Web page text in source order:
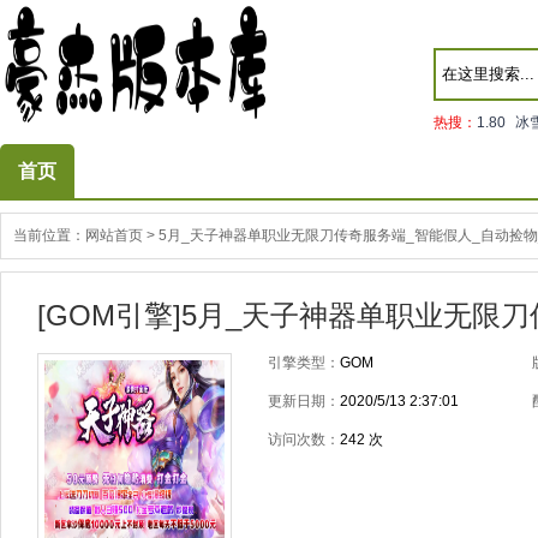
热搜： 1.80 冰
首页
当前位置： 网站首页 > 5月_天子神器单职业无限刀传奇服务端_智能假人_自动捡
[GOM引擎]5月_天子神器单职业无限
引擎类型： GOM
更新日期： 2020/5/13 2:37:01
访问次数： 242 次